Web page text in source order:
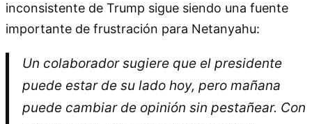
inconsistente de Trump sigue siendo una fuente
importante de frustración para Netanyahu:
Un colaborador sugiere que el presidente
puede estar de su lado hoy, pero mañana
puede cambiar de opinión sin pestañear. Con